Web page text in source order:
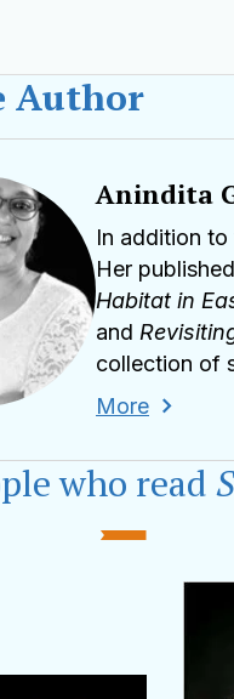
Author
Anindita
In addition
Her
Habitat in
and
collection of
Systems: A
Reckoning
Anindita
More
who read